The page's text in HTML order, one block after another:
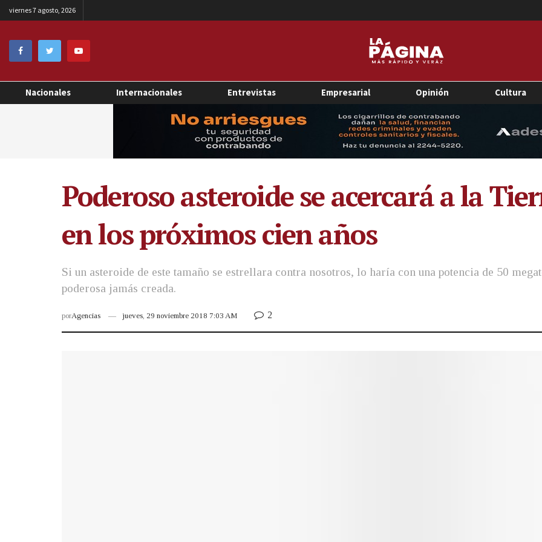
viernes 7 agosto, 2026
Nacionales Internacionales Entrevistas Empresarial Opinión Cultura
Poderoso asteroide se acercará a la
en los próximos cien años
Si un asteroide de este tamaño se estrellara contra nosotros, lo haría con una potencia de 50
poderosa jamás creada.
porAgencias jueves, 29 noviembre 2018 7:03 AM 2